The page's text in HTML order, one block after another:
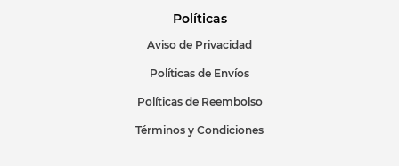
Políticas
Aviso de Privacidad
Políticas de Envíos
Políticas de Reembolso
Términos y Condiciones